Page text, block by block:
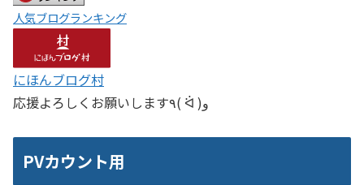
人気ブログランキング
にほんブログ村
応援よろしくお願いします٩( ᐛ )و
PVカウント用